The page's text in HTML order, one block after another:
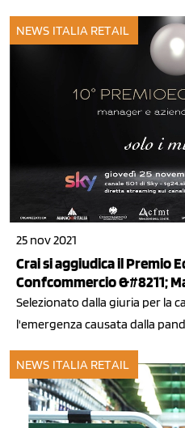
NEWS ITALIA RETAIL
25 nov 2021
Crai si aggiudica il Premio
Confcommercio &#8211;
Selezionato dalla giuria per la
l'emergenza causata dalla
NEWS ITALIA RETAIL